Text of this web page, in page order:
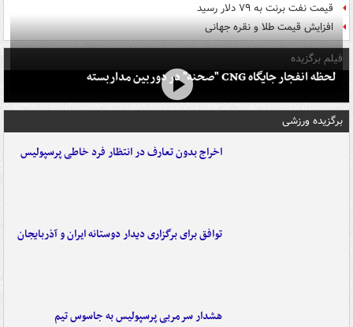
قیمت نفت برنت به ۷۹ دلار رسید
افزایش قیمت طلا و نقره جهانی
فیلم برگزیده
لحظه انفجار جایگاه CNG "صحنه" در دوربین مداربسته
برگزیده ورزشی
اخراج بدون تعارف در انتظار فرد خاطی پرسپولیس
توافق برای برگزاری دیدار دوستانه ایران و آذربایجان
هشدار سرمربی پرسپولیس به جاسوس تیم